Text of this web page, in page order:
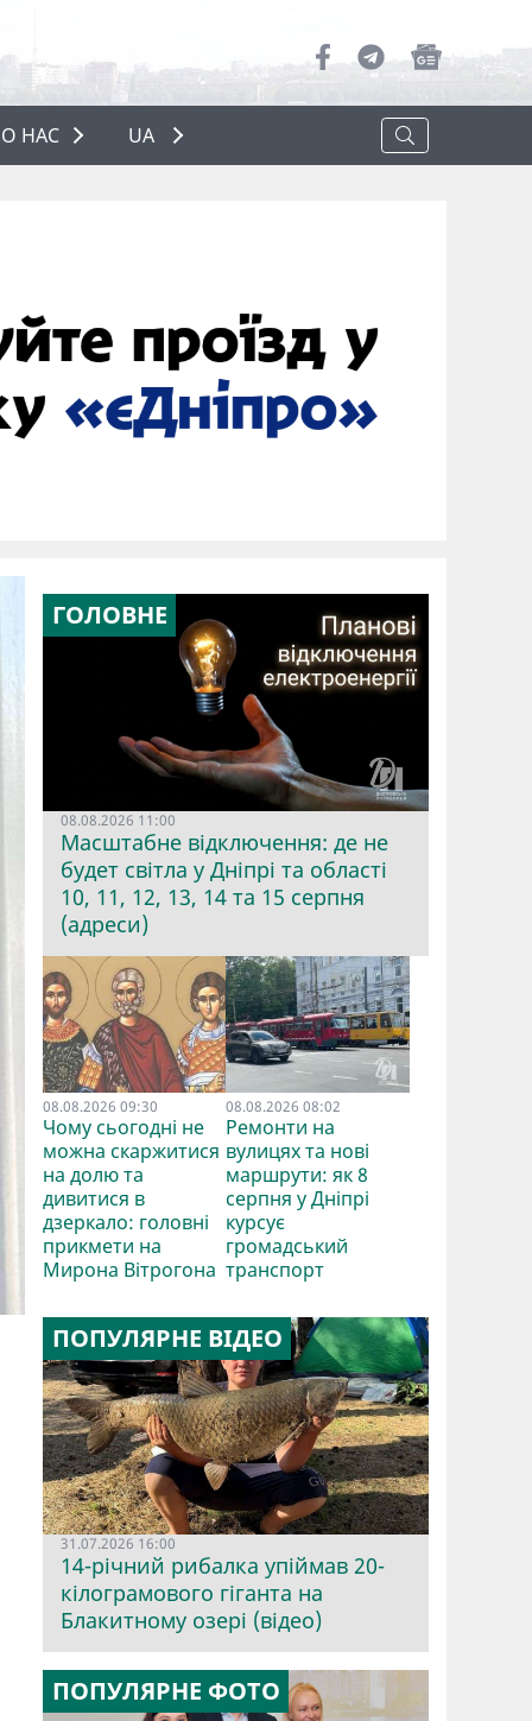
НАС
НАС
UA
ГОЛОВНЕ
08.08.2026 11:00
Масштабне відключення: де не
будет світла у Дніпрі та області
10, 11, 12, 13, 14 та 15 серпня
(адреси)
08.08.2026 09:30
Чому сьогодні не
можна скаржитися
на долю та
дивитися в
дзеркало: головні
прикмети на
Мирона Вітрогона
08.08.2026 08:02
Ремонти на
вулицях та нові
маршрути: як 8
серпня у Дніпрі
курсує
громадський
транспорт
ПОПУЛЯРНЕ ВІДЕО
31.07.2026 16:00
14-річний рибалка упіймав 20-
кілограмового гіганта на
Блакитному озері (відео)
ПОПУЛЯРНЕ ФОТО